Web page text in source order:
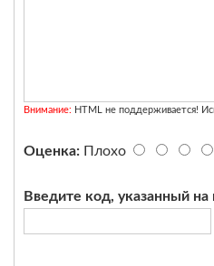
Внимание: HTML не поддерживается!
Оценка: Плохо
Введите код, указанный на